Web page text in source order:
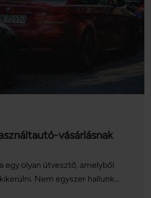
vásárlásnak
egy olyan útvesztő, amelyből
Nem egyszer hallunk